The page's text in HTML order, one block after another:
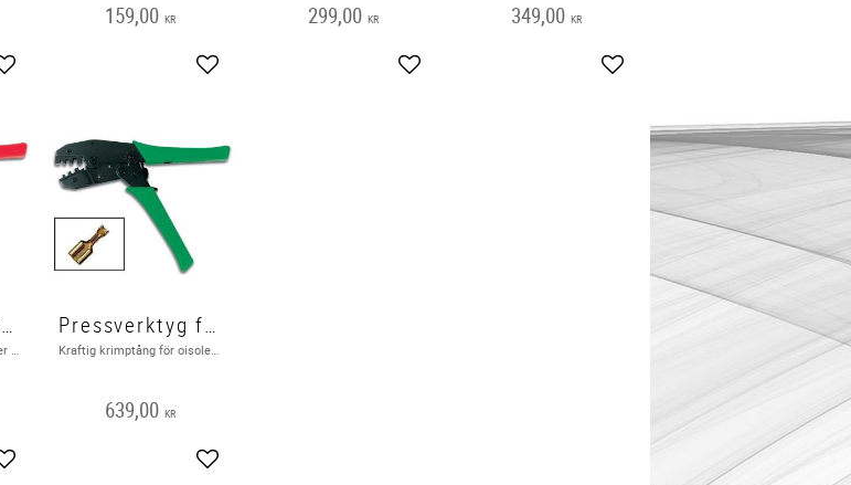
Add to favorites
159,00 KR
Add to favorites
299,00 KR
Add to favorites
349,00 KR
Add to favorites
Pressverktyg för isolerade kabelskor
Add to favorites
Pressverktyg för oisolerade kabelskor
​Kraftig krimptång för oisolerade kabelskor
639,00 KR
Add to favorites